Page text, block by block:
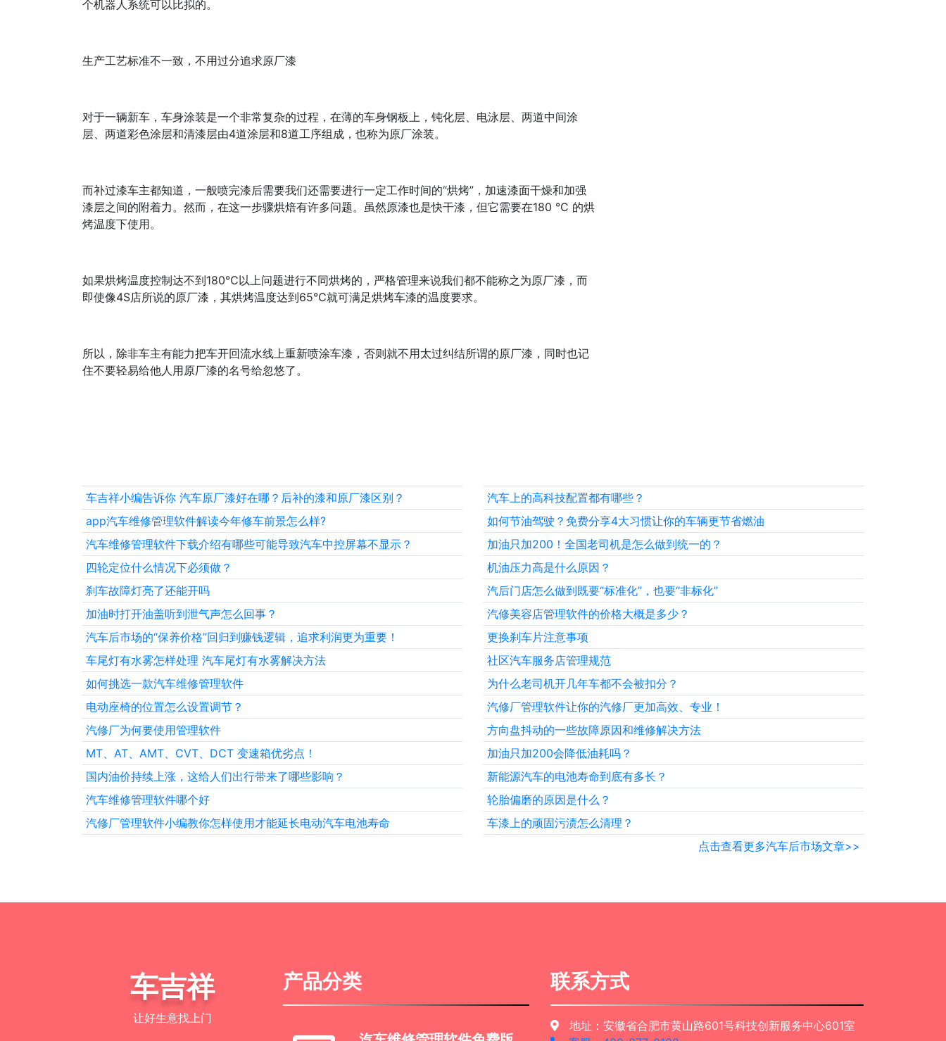
个机器人系统可以比拟的。
生产工艺标准不一致，不用过分追求原厂漆
对于一辆新车，车身涂装是一个非常复杂的过程，在薄的车身钢板上，钝化层、电泳层、两道中间涂
层、两道彩色涂层和清漆层由4道涂层和8道工序组成，也称为原厂涂装。
而补过漆车主都知道，一般喷完漆后需要我们还需要进行一定工作时间的“烘烤”，加速漆面干燥和加强
漆层之间的附着力。然而，在这一步骤烘焙有许多问题。虽然原漆也是快干漆，但它需要在180 °C 的烘
烤温度下使用。
如果烘烤温度控制达不到180℃以上问题进行不同烘烤的，严格管理来说我们都不能称之为原厂漆，而
即使像4S店所说的原厂漆，其烘烤温度达到65℃就可满足烘烤车漆的温度要求。
所以，除非车主有能力把车开回流水线上重新喷涂车漆，否则就不用太过纠结所谓的原厂漆，同时也记
住不要轻易给他人用原厂漆的名号给忽悠了。
车吉祥小编告诉你 汽车原厂漆好在哪？后补的漆和原厂漆区别？
app汽车维修管理软件解读今年修车前景怎么样?
汽车维修管理软件下载介绍有哪些可能导致汽车中控屏幕不显示？
四轮定位什么情况下必须做？
刹车故障灯亮了还能开吗
加油时打开油盖听到泄气声怎么回事？
汽车后市场的“保养价格”回归到赚钱逻辑，追求利润更为重要！
车尾灯有水雾怎样处理 汽车尾灯有水雾解决方法
如何挑选一款汽车维修管理软件
电动座椅的位置怎么设置调节？
汽修厂为何要使用管理软件
MT、AT、AMT、CVT、DCT 变速箱优劣点！
国内油价持续上涨，这给人们出行带来了哪些影响？
汽车维修管理软件哪个好
汽修厂管理软件小编教你怎样使用才能延长电动汽车电池寿命
汽车上的高科技配置都有哪些？
如何节油驾驶？免费分享4大习惯让你的车辆更节省燃油
加油只加200！全国老司机是怎么做到统一的？
机油压力高是什么原因？
汽后门店怎么做到既要“标准化”，也要“非标化”
汽修美容店管理软件的价格大概是多少？
更换刹车片注意事项
社区汽车服务店管理规范
为什么老司机开几年车都不会被扣分？
汽修厂管理软件让你的汽修厂更加高效、专业！
方向盘抖动的一些故障原因和维修解决方法
加油只加200会降低油耗吗？
新能源汽车的电池寿命到底有多长？
轮胎偏磨的原因是什么？
车漆上的顽固污渍怎么清理？
点击查看更多汽车后市场文章>>
车吉祥
让好生意找上门
产品分类 联系方式
地址：安徽省合肥市黄山路601号科技创新服务中心601室